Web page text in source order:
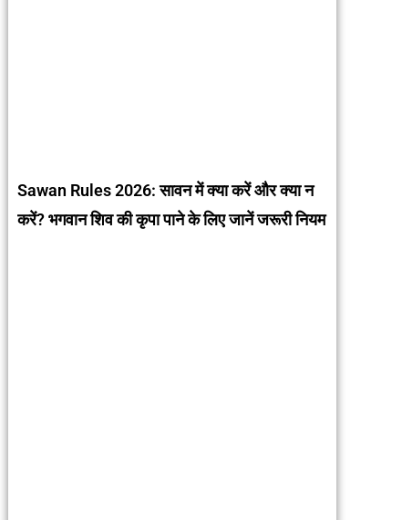
Sawan Rules 2026: सावन में क्या करें और क्या न
करें? भगवान शिव की कृपा पाने के लिए जानें जरूरी नियम